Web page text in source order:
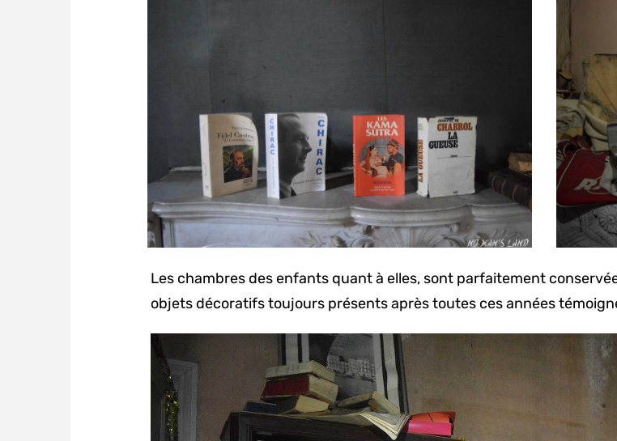
Les chambres des enfants quant à elles, sont parfaitement
objets décoratifs toujours présents après toutes ces années